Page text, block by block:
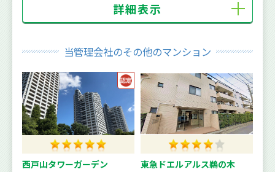
詳細表示
当管理会社のその他のマンション
西戸山タワーガーデン 東急ドエルアルス鵜の木